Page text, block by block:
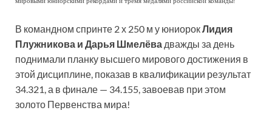
В командном спринте 2 х 250 м у юниорокЛидия
Плужникова и Дарья Шмелёва дважды за день
поднимали планку высшего мирового достижения в
этой дисциплине, показав в квалификации результат
34.321, а в финале — 34.155, завоевав при этом
золото Первенства мира!